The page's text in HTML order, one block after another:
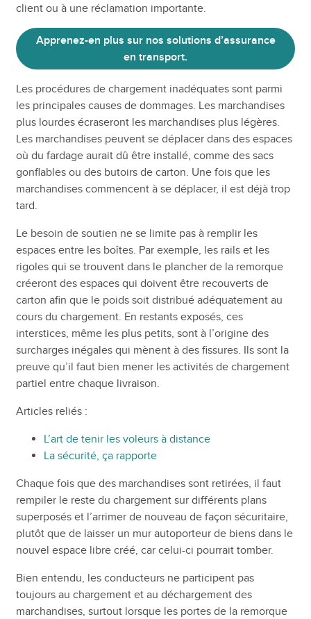
client ou à une réclamation importante.
Apprenez-en plus sur nos solutions d’assurance
en transport.
Les procédures de chargement inadéquates sont parmi
les principales causes de dommages. Les marchandises
plus lourdes écraseront les marchandises plus légères.
Les marchandises peuvent se déplacer dans des espaces
où du fardage aurait dû être installé, comme des sacs
gonflables ou des butoirs de carton. Une fois que les
marchandises commencent à se déplacer, il est déjà trop
tard.
Le besoin de soutien ne se limite pas à remplir les
espaces entre les boîtes. Par exemple, les rails et les
rigoles qui se trouvent dans le plancher de la remorque
créeront des espaces qui doivent être recouverts de
carton afin que le poids soit distribué adéquatement au
cours du chargement. En restants exposés, ces
interstices, même les plus petits, sont à l’origine des
surcharges inégales qui mènent à des fissures. Ils sont la
preuve qu’il faut bien mener les activités de chargement
partiel entre chaque livraison.
Articles reliés :
L’art de tenir les voleurs à distance
La sécurité, ça rapporte
Chaque fois que des marchandises sont retirées, il faut
rempiler le reste du chargement sur différents plans
superposés et l’arrimer de nouveau de façon sécuritaire,
plutôt que de laisser un mur autoporteur de biens dans le
nouvel espace libre créé, car celui-ci pourrait tomber.
Bien entendu, les conducteurs ne participent pas
toujours au chargement et au déchargement des
marchandises, surtout lorsque les portes de la remorque